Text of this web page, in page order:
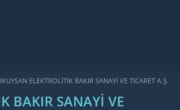
ELEKTROLITIK BAKIR SANAYI VE TICARET A.Ş.
BAKIR SANAYI VE